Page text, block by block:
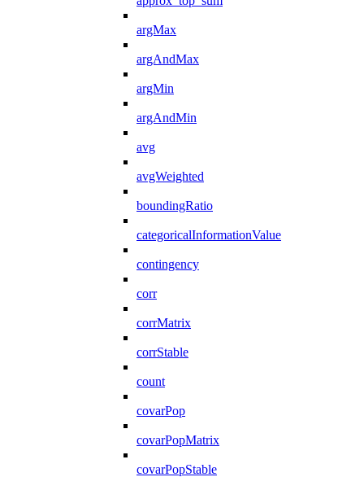
argMax
argAndMax
argMin
argAndMin
avg
avgWeighted
boundingRatio
categoricalInformationValue
contingency
corr
corrMatrix
corrStable
count
covarPop
covarPopMatrix
covarPopStable